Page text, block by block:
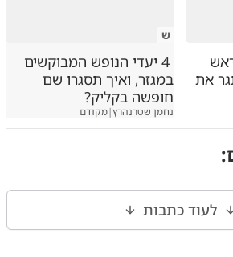
את
ש
4 יעדי הנופש המבוקשים
במגזר, ואיך תסגרו שם
חופשה בקליק?
נחמן שטרנהרץ|מקודם
:
לעוד כתבות